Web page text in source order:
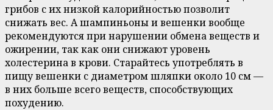
грибов с их низкой калорийностью позволит
снижать вес. А шампиньоны и вешенки вообще
рекомендуются при нарушении обмена веществ и
ожирении, так как они снижают уровень
холестерина в крови. Старайтесь употреблять в
пищу вешенки с диаметром шляпки около 10 см —
в них больше всего веществ, способствующих
похудению.